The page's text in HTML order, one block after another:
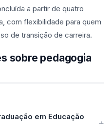
a partir de quatro
com flexibilidade para quem
de transição de carreira.
sobre pedagogia
em Educação